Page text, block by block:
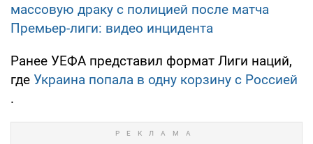
массовую драку с полицией после матча
Премьер-лиги: видео инцидента
Ранее УЕФА представил формат Лиги наций,
где Украина попала в одну корзину с Россией
.